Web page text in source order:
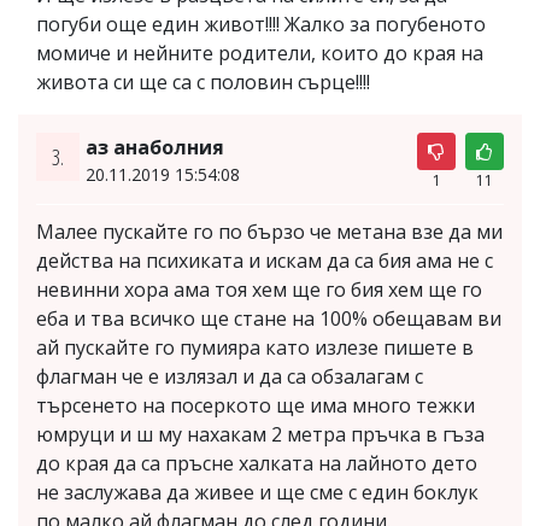
погуби още един живот!!!! Жалко за погубеното
момиче и нейните родители, които до края на
живота си ще са с половин сърце!!!!
3. аз анаболния
20.11.2019 15:54:08 1 11
Малее пускайте го по бързо че метана взе да ми
действа на психиката и искам да са бия ама не с
невинни хора ама тоя хем ще го бия хем ще го
еба и тва всичко ще стане на 100% обещавам ви
ай пускайте го пумияра като излезе пишете в
флагман че е излязал и да са обзалагам с
търсенето на посеркото ще има много тежки
юмруци и ш му нахакам 2 метра пръчка в гъза
до края да са пръсне халката на лайното дето
не заслужава да живее и ще сме с един боклук